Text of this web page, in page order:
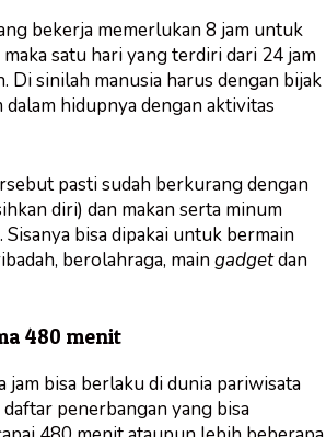
bekerja memerlukan 8 jam untuk
satu hari yang terdiri dari 24 jam
Di sinilah manusia harus dengan bijak
hidupnya dengan aktivitas
pasti sudah berkurang dengan
diri) dan makan serta minum
bisa dipakai untuk bermain
berolahraga, maingadgetdan
480 menit
bisa berlaku di dunia pariwisata
penerbangan yang bisa